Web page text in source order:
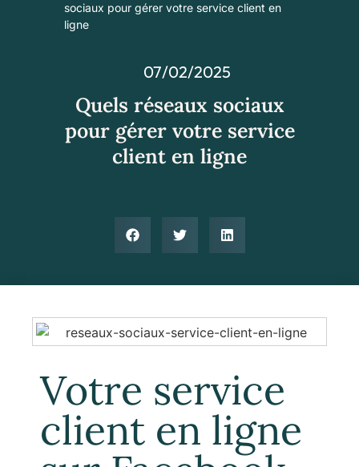
sociaux pour gérer votre service client en
ligne
07/02/2025
Quels réseaux sociaux
pour gérer votre service
client en ligne
Votre service
client en ligne